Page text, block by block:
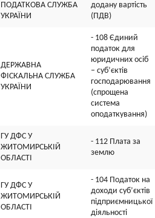
ПОДАТКОВА СЛУЖБА
УКРАЇНИ
додану вартість
(ПДВ)
ДЕРЖАВНА
ФІСКАЛЬНА СЛУЖБА
УКРАЇНИ
- 108 Єдиний
податок для
юридичних осіб
– суб’єктів
господарювання
(спрощена
система
оподаткування)
ГУ ДФС У
ЖИТОМИРСЬКIЙ
ОБЛАСТI
- 112 Плата за
землю
ГУ ДФС У
ЖИТОМИРСЬКIЙ
ОБЛАСТI
- 104 Податок на
доходи суб’єктів
підприємницької
діяльності